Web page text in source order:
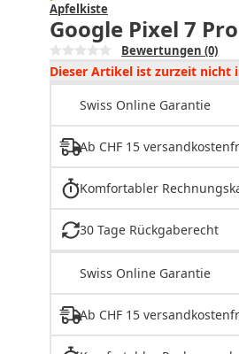
Apfelkiste
Google Pixel 7
Bewertungen (0)
Dieser Artikel ist zurzeit nicht
Swiss Online Garantie
Ab CHF 15
Komfortabler
30 Tage Rückgaberecht
Swiss Online Garantie
Ab CHF 15